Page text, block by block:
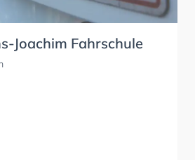
Joachim Fahrschule